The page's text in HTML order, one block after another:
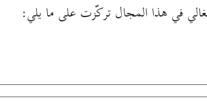
في هذا المجال تركّزت على ما يلي: